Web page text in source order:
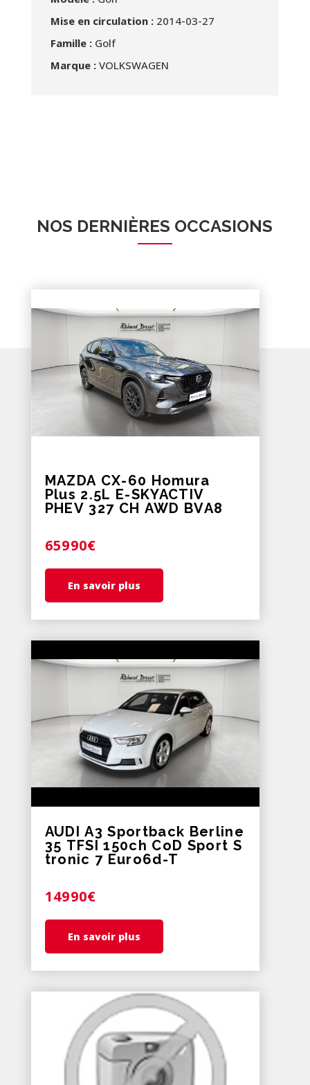
Mise en circulation :2014-03-27
Famille : Golf
Marque : VOLKSWAGEN
NOS DERNIÈRES OCCASIONS
MAZDA CX-60 Homura
Plus 2.5L E-SKYACTIV
PHEV 327 CH AWD BVA8
65990€
En savoir plus
AUDI A3 Sportback Berline
35 TFSI 150ch CoD Sport S
tronic 7 Euro6d-T
14990€
En savoir plus